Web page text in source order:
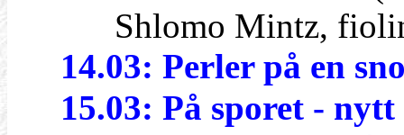
Shlomo Mintz,
14.03: Perler på en
15.03: På sporet -